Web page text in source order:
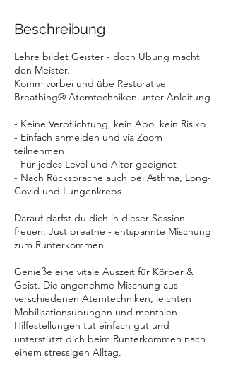
Beschreibung
Lehre bildet Geister - doch Übung macht
den Meister.
Komm vorbei und übe Restorative
Breathing® Atemtechniken unter Anleitung
- Keine Verpflichtung, kein Abo, kein Risiko
- Einfach anmelden und via Zoom
teilnehmen
- Für jedes Level und Alter geeignet
- Nach Rücksprache auch bei Asthma, Long-
Covid und Lungenkrebs
Darauf darfst du dich in dieser Session
freuen: Just breathe - entspannte Mischung
zum Runterkommen
Genieße eine vitale Auszeit für Körper &
Geist. Die angenehme Mischung aus
verschiedenen Atemtechniken, leichten
Mobilisationsübungen und mentalen
Hilfestellungen tut einfach gut und
unterstützt dich beim Runterkommen nach
einem stressigen Alltag.